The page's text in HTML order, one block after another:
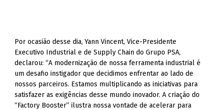
Por ocasião desse dia, Yann Vincent, Vice-Presidente
Executivo Industrial e de Supply Chain do Grupo PSA,
declarou: “A modernização de nossa ferramenta industrial é
um desafio instigador que decidimos enfrentar ao lado de
nossos parceiros. Estamos multiplicando as iniciativas para
satisfazer as exigências desse mundo inovador. A criação do
“Factory Booster” ilustra nossa vontade de acelerar para